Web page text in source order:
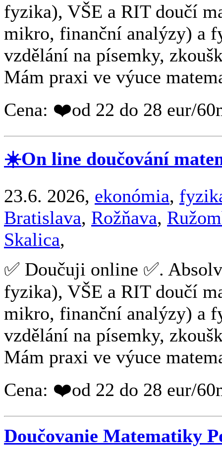
fyzika), VŠE a RIT doučí
mikro, finanční analýzy) a
vzdělání na písemky,
Mám praxi ve výuce
Cena: ❤️od 22 do 28 eur/
☀️On line doučování
23.6. 2026, ekonómia,
Bratislava, Rožňava,
Skalica,
✅ Doučuji online ✅.
fyzika), VŠE a RIT doučí
mikro, finanční analýzy) a
vzdělání na písemky,
Mám praxi ve výuce
Cena: ❤️od 22 do 28 eur/
Doučovanie Matematiky